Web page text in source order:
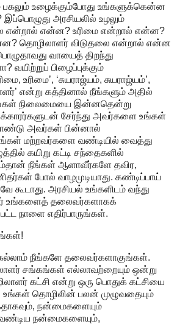
பகலும் உழைக்கும்போது உங்களுக்கென்ன
அரசியலில் உழலும்
என்றால் என்ன? உரிமை என்றால் என்ன?
தொழிலாளர் விடுதலை என்றால் என்ன
வாயைத் திறந்து
வயிற்றுப் பிழைப்புக்கும்
உரிமை’, ‘சுயராஜ்யம், சுயராஜ்யம்’,
என்று கத்தினால் நீங்களும் அதில்
நிலைமையை இன்னதென்று
சேர்ந்து அவர்களை உங்கள்
அவர்கள் பின்னால்
மற்றவர்களை வண்டியில் வைத்து
கயிறு கட்டி சந்தைகளில்
நீங்கள் ஆளாவீர்களே தவிர,
போல் வாழமுடியாது. கண்டிப்பாய்
கூடாது. அரசியல் உங்களிடம் வந்து
உங்களைத் தலைவர்களாகக்
நாளை எதிர்பாருங்கள்.
நீங்களே தலைவர்களாகுங்கள்.
சங்கங்கள் எல்லாவற்றையும் ஒன்று
கட்சி என்று ஒரு பொதுக் கட்சியை
உங்கள் தொழிலின் பலன் முழுவதையும்
நன்மைகளையும்
நன்மைகளையும்,